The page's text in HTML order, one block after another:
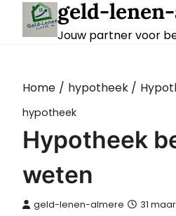
content
geld-
Jouw partner voor
Home hypotheek
hypotheek
Hypotheek
weten
geld-lenen-almere 31